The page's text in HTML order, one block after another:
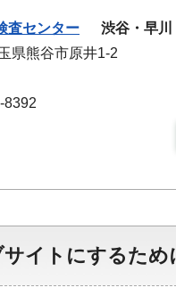
査センター 渋谷・早川
県熊谷市原井1-2
8392
イトにするた